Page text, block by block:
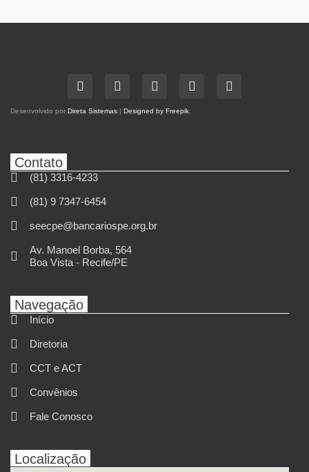
Desenvolvido por Direta Sistemas | Designed by Freepik.
Contato
(81) 3316-4233
(81) 9 7347-6454
seecpe@bancariospe.org.br
Av. Manoel Borba, 564
Boa Vista - Recife/PE
Navegação
Início
Diretoria
CCT e ACT
Convênios
Fale Conosco
Localização